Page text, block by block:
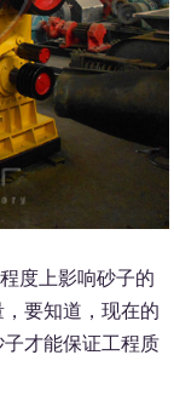
度上影响砂子的
要知道，现在的
才能保证工程质